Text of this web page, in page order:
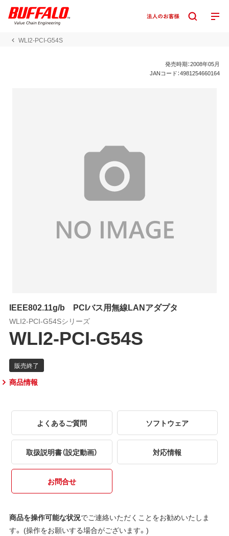
WLI2-PCI-G54S
発売時期：2008年05月
JANコード：4981254660164
IEEE802.11g/b PCIバス用無線LANアダプタ
WLI2-PCI-G54Sシリーズ
WLI2-PCI-G54S
商品情報
よくあるご質問 ソフトウェア
取扱説明書（設定動画） 対応情報
お問合せ
商品を操作可能な状況でご連絡いただくことをお勧めいたしま
す。 (操作をお願いする場合がございます。)